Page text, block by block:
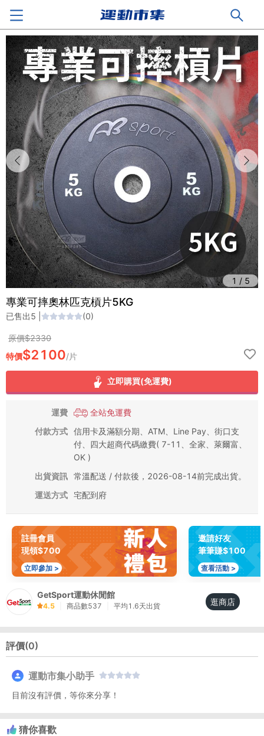
1 / 5
專業可摔奧林匹克槓片5KG
已售出5 (0)
原價$2330
特價$2100/片
立即購買(免運費)
運費
全站免運費
付款方式 信用卡及滿額分期、ATM、Line Pay、街口支
付、四大超商代碼繳費( 7-11、全家、萊爾富、
OK )
出貨資訊 常溫配送 / 付款後，2026-08-14前完成出貨。
運送方式 宅配到府
註冊會員
現領$700
立即參加 >
邀請好友
筆筆賺$100
查看活動 >
GetSport運動休閒館
4.5 商品數537 平均 1.6天出貨 逛商店
評價(0)
運動市集小助手
目前沒有評價，等你來分享！
猜你喜歡